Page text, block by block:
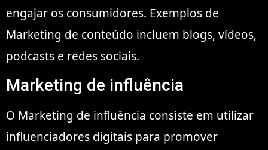
engajar os consumidores. Exemplos de
Marketing de conteúdo incluem blogs, vídeos,
podcasts e redes sociais.
Marketing de influência
O Marketing de influência consiste em utilizar
influenciadores digitais para promover